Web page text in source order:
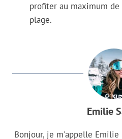
profiter au maximum
plage.
Emilie
Bonjour, je m'appelle Emilie